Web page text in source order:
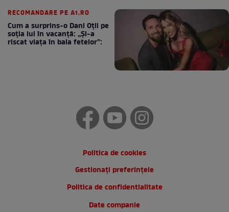
RECOMANDARE PE A1.RO
Cum a surprins-o Dani Oțil pe
soția lui în vacanță: „Și-a
riscat viața în baia fetelor”:
Politica de cookies
Gestionați preferințele
Politica de confidentialitate
Date companie